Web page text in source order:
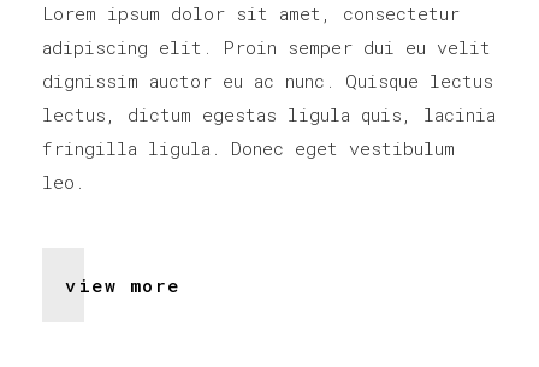
Lorem ipsum dolor sit amet, consectetur
adipiscing elit. Proin semper dui eu velit
dignissim auctor eu ac nunc. Quisque lectus
lectus, dictum egestas ligula quis, lacinia
fringilla ligula. Donec eget vestibulum
leo.
view more